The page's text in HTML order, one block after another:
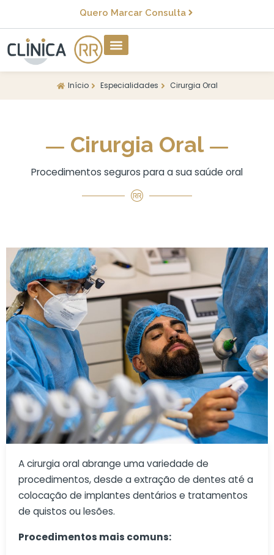
Quero Marcar Consulta
Início Especialidades Cirurgia Oral
Cirurgia Oral
Procedimentos seguros para a sua saúde oral
A cirurgia oral abrange uma variedade de
procedimentos, desde a extração de dentes até a
colocação de implantes dentários e tratamentos
de quistos ou lesões.
Procedimentos mais comuns: